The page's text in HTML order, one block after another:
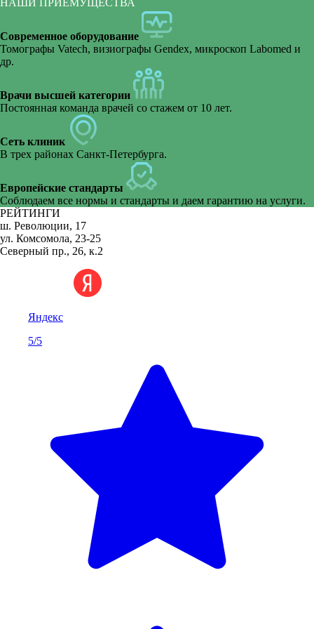
Современное оборудование
Томографы Vatech, визиографы Gendex, микроскоп Labomed и
др.
Врачи высшей категории
Постоянная команда врачей со стажем от 10 лет.
Сеть клиник
В трех районах Санкт-Петербурга.
Европейские стандарты
Соблюдаем все нормы и стандарты и даем гарантию на услуги.
РЕЙТИНГИ
ш. Революции, 17
ул. Комсомола, 23-25
Северный пр., 26, к.2
Яндекс
5/5
Частично съемные протезы
Протезирование передних зубов
Балочный протез